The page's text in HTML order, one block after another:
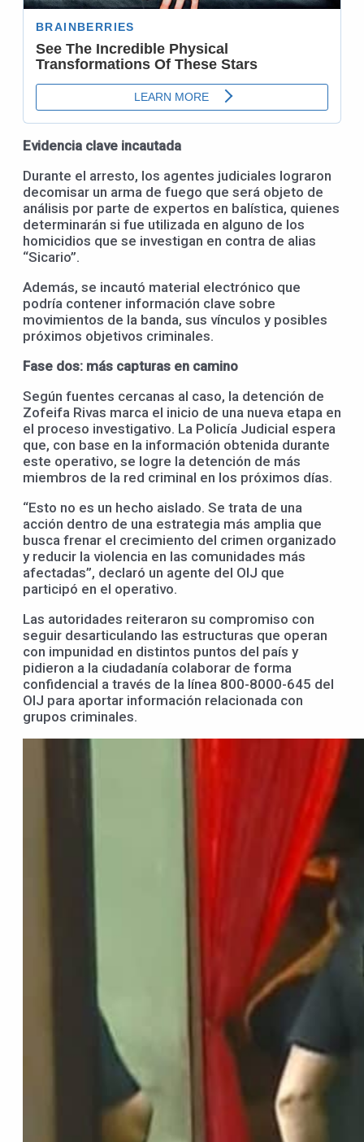
Evidencia clave incautada
Durante el arresto, los agentes judiciales lograron
decomisar un arma de fuego que será objeto de
análisis por parte de expertos en balística, quienes
determinarán si fue utilizada en alguno de los
homicidios que se investigan en contra de alias
“Sicario”.
Además, se incautó material electrónico que
podría contener información clave sobre
movimientos de la banda, sus vínculos y posibles
próximos objetivos criminales.
Fase dos: más capturas en camino
Según fuentes cercanas al caso, la detención de
Zofeifa Rivas marca el inicio de una nueva etapa en
el proceso investigativo. La Policía Judicial espera
que, con base en la información obtenida durante
este operativo, se logre la detención de más
miembros de la red criminal en los próximos días.
“Esto no es un hecho aislado. Se trata de una
acción dentro de una estrategia más amplia que
busca frenar el crecimiento del crimen organizado
y reducir la violencia en las comunidades más
afectadas”, declaró un agente del OIJ que
participó en el operativo.
Las autoridades reiteraron su compromiso con
seguir desarticulando las estructuras que operan
con impunidad en distintos puntos del país y
pidieron a la ciudadanía colaborar de forma
confidencial a través de la línea 800-8000-645 del
OIJ para aportar información relacionada con
grupos criminales.